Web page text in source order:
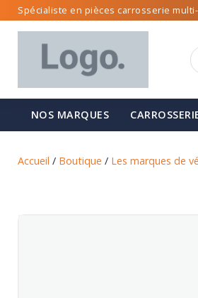
Spécialiste en pièces carrosserie
NOS MARQUES
Accueil / Boutique / Les marques de